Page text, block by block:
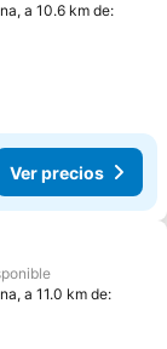
a 10.6 km de:
Ver precios
a 11.0 km de: